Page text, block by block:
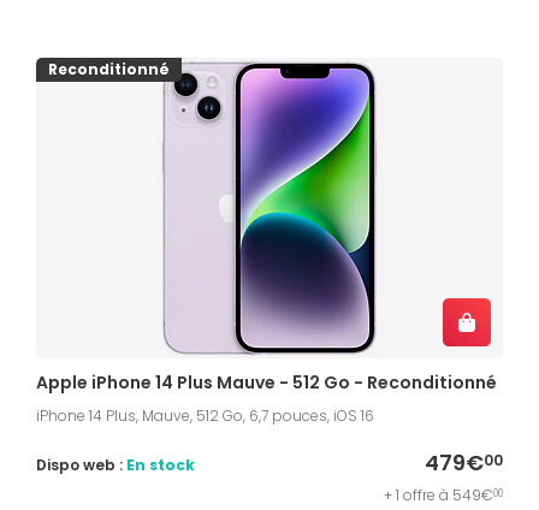
Reconditionné
Apple iPhone 14 Plus Mauve - 512 Go - Reconditionné
iPhone 14 Plus, Mauve, 512 Go, 6,7 pouces, iOS 16
479€00
Dispo web : En stock
+ 1 offre à 549€00